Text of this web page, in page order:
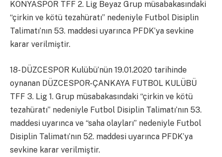
KONYASPOR TFF 2. Lig Beyaz Grup müsabakasındaki
“çirkin ve kötü tezahüratı” nedeniyle Futbol Disiplin
Talimatı’nın 53. maddesi uyarınca PFDK’ya sevkine
karar verilmiştir.
18- DÜZCESPOR Kulübü’nün 19.01.2020 tarihinde
oynanan DÜZCESPOR-ÇANKAYA FUTBOL KULÜBÜ
TFF 3. Lig 1. Grup müsabakasındaki “çirkin ve kötü
tezahüratı” nedeniyle Futbol Disiplin Talimatı’nın 53.
maddesi uyarınca ve “saha olayları” nedeniyle Futbol
Disiplin Talimatı’nın 52. maddesi uyarınca PFDK’ya
sevkine karar verilmiştir.